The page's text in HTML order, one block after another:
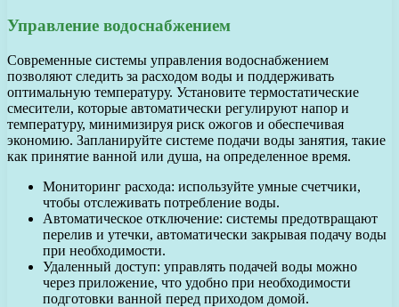
Управление водоснабжением
Современные системы управления водоснабжением
позволяют следить за расходом воды и поддерживать
оптимальную температуру. Установите термостатические
смесители, которые автоматически регулируют напор и
температуру, минимизируя риск ожогов и обеспечивая
экономию. Запланируйте системе подачи воды занятия, такие
как принятие ванной или душа, на определенное время.
Мониторинг расхода: используйте умные счетчики,
чтобы отслеживать потребление воды.
Автоматическое отключение: системы предотвращают
перелив и утечки, автоматически закрывая подачу воды
при необходимости.
Удаленный доступ: управлять подачей воды можно
через приложение, что удобно при необходимости
подготовки ванной перед приходом домой.